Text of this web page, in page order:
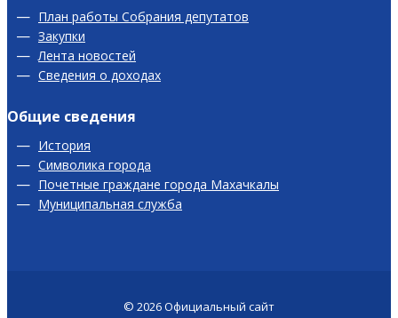
План работы Собрания депутатов
Закупки
Лента новостей
Сведения о доходах
Общие сведения
История
Символика города
Почетные граждане города Махачкалы
Муниципальная служба
© 2026Официальный сайт